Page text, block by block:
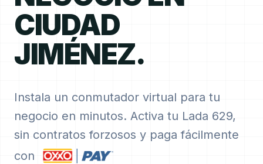
CIUDAD
JIMÉNEZ.
Instala un conmutador virtual para tu
negocio en minutos. Activa tu Lada 629,
sin contratos forzosos y paga fácilmente
con